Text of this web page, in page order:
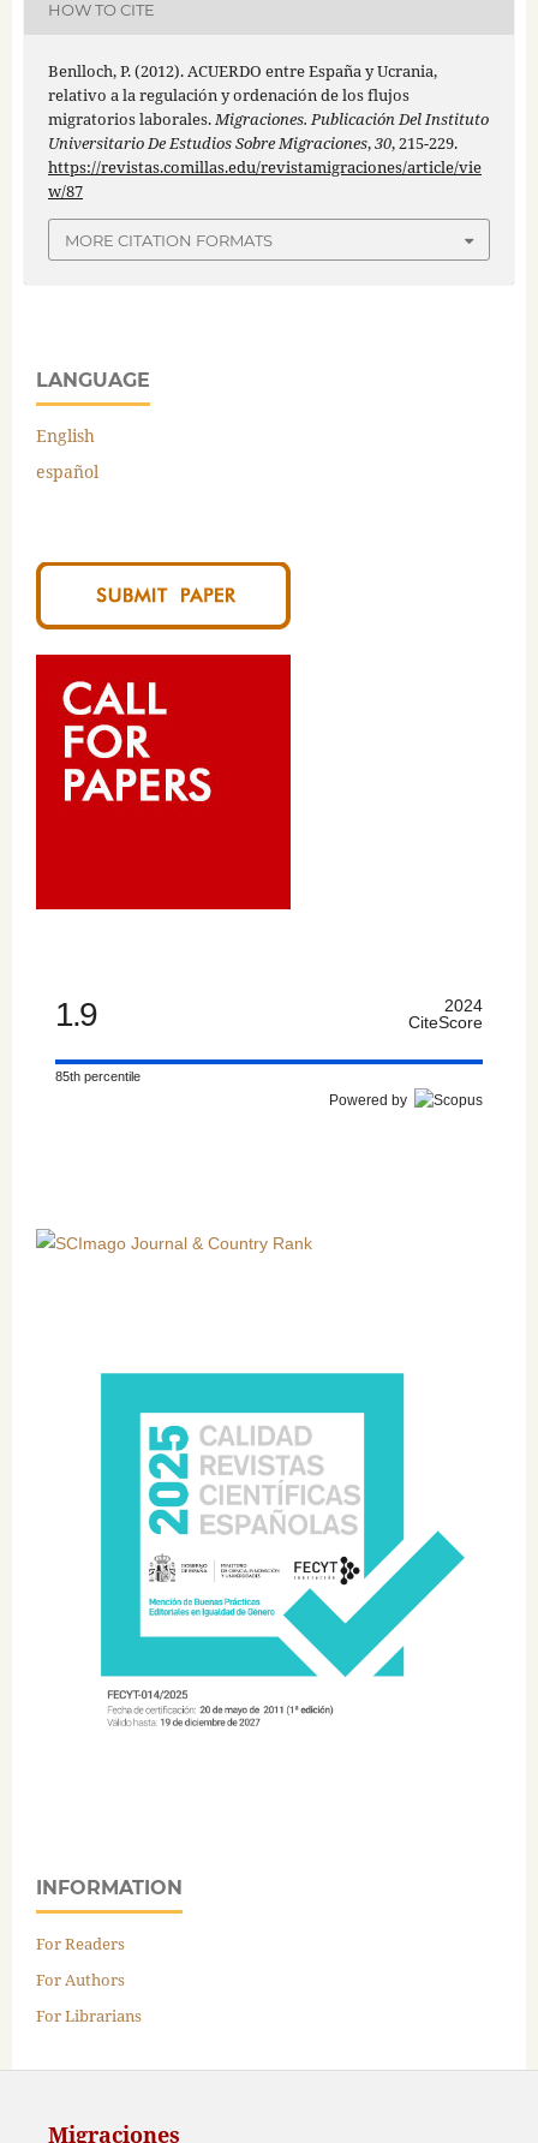
HOW TO CITE
Benlloch, P. (2012). ACUERDO entre España y Ucrania,
relativo a la regulación y ordenación de los flujos
migratorios laborales.Migraciones. Publicación Del Instituto
Universitario De Estudios Sobre Migraciones,30, 215-229.
https://revistas.comillas.edu/revistamigraciones/article/vie
w/87
MORE CITATION FORMATS
LANGUAGE
English
español
1.9
2024
CiteScore
85th percentile
Powered by
INFORMATION
For Readers
For Authors
For Librarians
Migraciones